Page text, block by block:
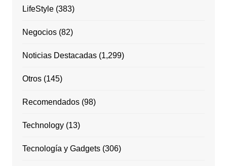
LifeStyle(383)
Negocios(82)
Noticias Destacadas(1,299)
Otros(145)
Recomendados(98)
Technology(13)
Tecnología y Gadgets(306)